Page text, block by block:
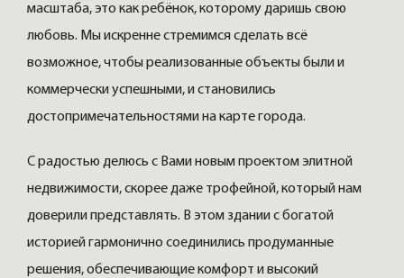
масштаба, это как ребёнок, которому даришь свою
любовь. Мы искренне стремимся сделать всё
возможное, чтобы реализованные объекты были и
коммерчески успешными, и становились
достопримечательностями на карте города.
С радостью делюсь с Вами новым проектом элитной
недвижимости, скорее даже трофейной, который нам
доверили представлять. В этом здании с богатой
историей гармонично соединились продуманные
решения, обеспечивающие комфорт и высокий